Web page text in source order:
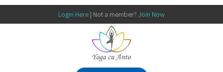
Login Here | Not a member? Join Now